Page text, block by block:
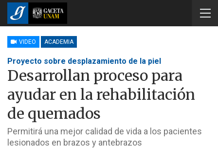
VIDEO ACADEMIA
Proyecto sobre desplazamiento de la piel
Desarrollan proceso para
ayudar en la rehabilitación
de quemados
Permitirá una mejor calidad de vida a los pacientes
lesionados en brazos y antebrazos